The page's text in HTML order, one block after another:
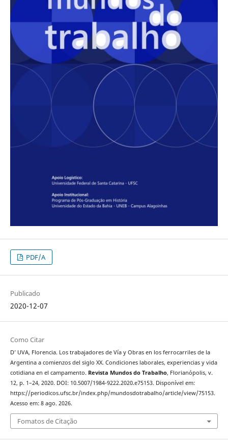
PDF/A
Publicado
2020-12-07
Como Citar
D’ UVA, Florencia. Los trabajadores de Vía y Obras en los ferrocarriles de la
Argentina a comienzos del siglo XX. Condiciones laborales, experiencias y vida
cotidiana en el campamento. Revista Mundos do Trabalho, Florianópolis, v.
12, p. 1–24, 2020. DOI: 10.5007/1984-9222.2020.e75153. Disponível em:
https://periodicos.ufsc.br/index.php/mundosdotrabalho/article/view/75153.
Acesso em: 8 ago. 2026.
Fomatos de Citação